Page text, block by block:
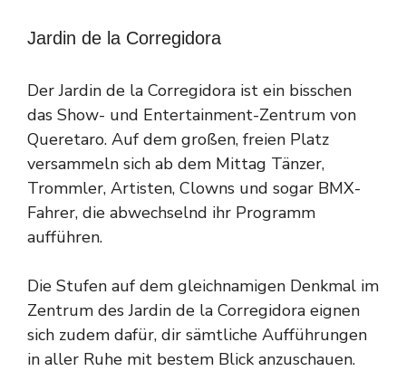
Jardin de la Corregidora
Der Jardin de la Corregidora ist ein bisschen
das Show- und Entertainment-Zentrum von
Queretaro. Auf dem großen, freien Platz
versammeln sich ab dem Mittag Tänzer,
Trommler, Artisten, Clowns und sogar BMX-
Fahrer, die abwechselnd ihr Programm
aufführen.
Die Stufen auf dem gleichnamigen Denkmal im
Zentrum des Jardin de la Corregidora eignen
sich zudem dafür, dir sämtliche Aufführungen
in aller Ruhe mit bestem Blick anzuschauen.